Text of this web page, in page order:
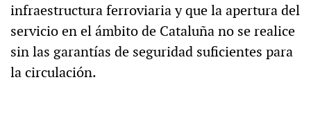
infraestructura ferroviaria y que la apertura del
servicio en el ámbito de Cataluña no se realice
sin las garantías de seguridad suficientes para
la circulación.